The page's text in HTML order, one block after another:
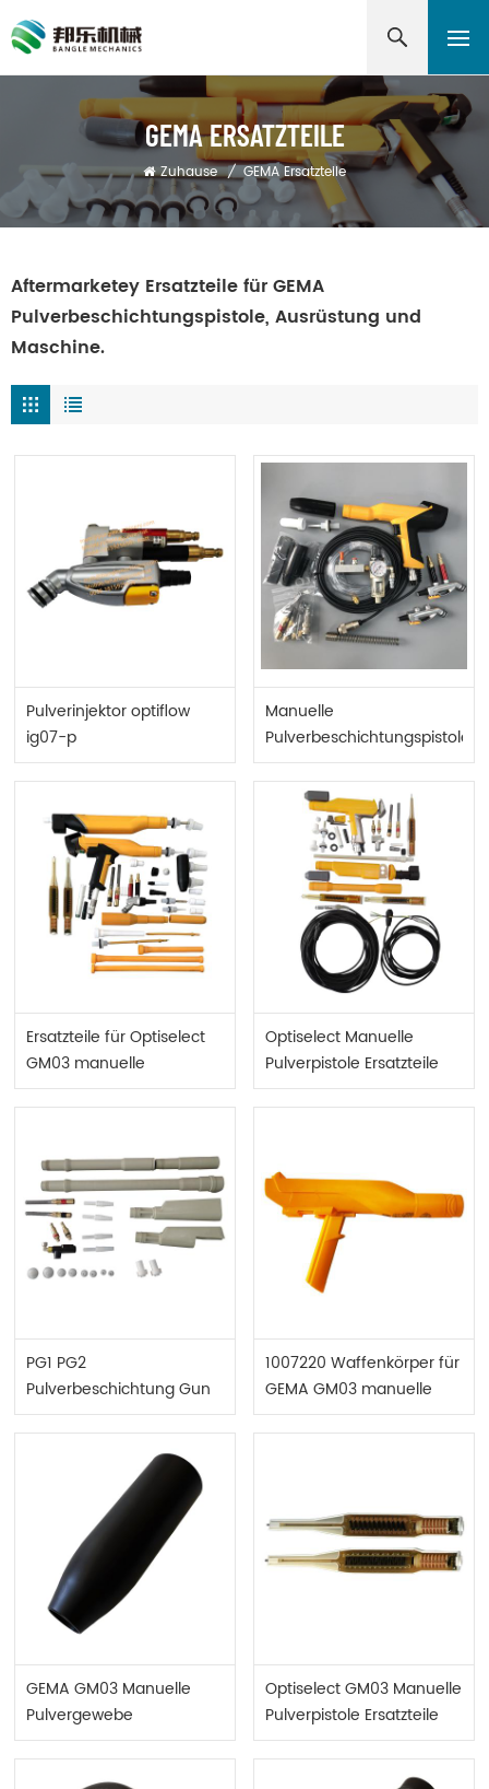
GEMA ERSATZTEILE
Zuhause / GEMA Ersatzteile
Aftermarketey Ersatzteile für GEMA
Pulverbeschichtungspistole, Ausrüstung und
Maschine.
Pulverinjektor optiflow
ig07-p
Manuelle
Pulverbeschichtungspistole
Optizect Pro GM04
Ersatzteile
Ersatzteile für Optiselect
GM03 manuelle
Pulverpistole
Optiselect Manuelle
Pulverpistole Ersatzteile
PG1 PG2
Pulverbeschichtung Gun
Ersatzteile
1007220 Waffenkörper für
GEMA GM03 manuelle
Pulverpistole
GEMA GM03 Manuelle
Pulvergewebe
Gewindehülse 1007229
Optiselect GM03 Manuelle
Pulverpistole Ersatzteile